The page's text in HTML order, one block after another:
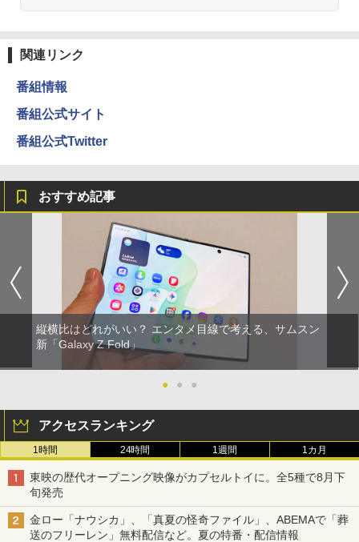
関連リンク
番組情報
番組公式サイト
番組公式Twitter
おすすめ記事
縦横比はどれがいい？ エンタメ目線で考える、サムスン
新「Galaxy Z Fold」
● ● ●
アクセスランキング
1時間 24時間 1週間 1カ月
東映の歴代オープニング映像がカプセルトイに。全5種で8月下
旬発売
金ロー「ナウシカ」、「真夏の怪奇ファイル」、ABEMAで「葬
送のフリーレン」無料配信など。夏の特番・配信情報